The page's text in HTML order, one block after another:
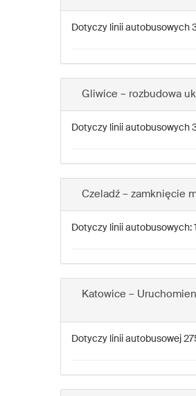
Dotyczy linii autobusowych
Gliwice – rozbudowa
Dotyczy linii autobusowych
Czeladź – zamknięcie
Dotyczy linii autobusowych:
Katowice –
Dotyczy linii autobusowej